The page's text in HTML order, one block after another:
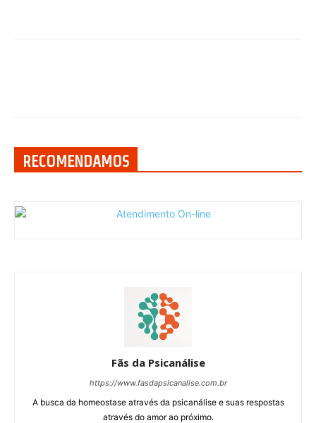
RECOMENDAMOS
Fãs da Psicanálise
https://www.fasdapsicanalise.com.br
A busca da homeostase através da psicanálise e suas respostas
através do amor ao próximo.